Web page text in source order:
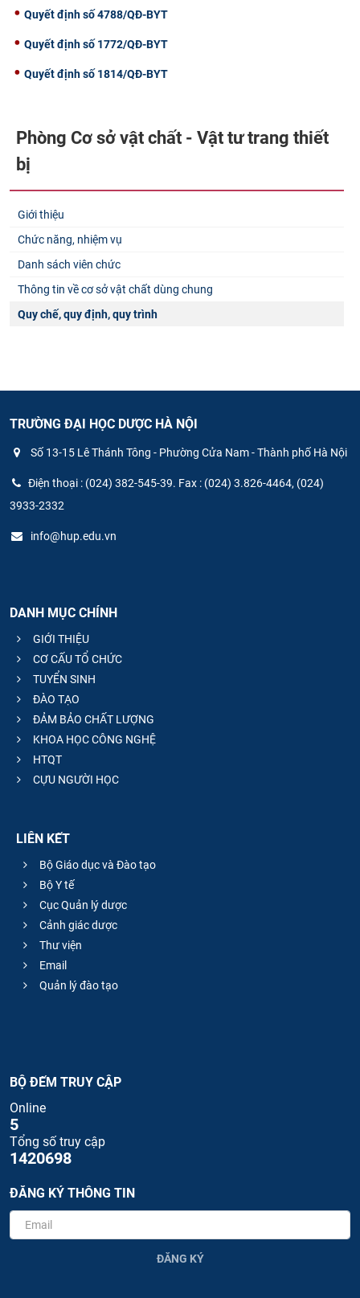
Quyết định số 4788/QĐ-BYT
Quyết định số 1772/QĐ-BYT
Quyết định số 1814/QĐ-BYT
Phòng Cơ sở vật chất - Vật tư trang thiết
bị
Giới thiệu
Chức năng, nhiệm vụ
Danh sách viên chức
Thông tin về cơ sở vật chất dùng chung
Quy chế, quy định, quy trình
TRƯỜNG ĐẠI HỌC DƯỢC HÀ NỘI
Số 13-15 Lê Thánh Tông - Phường Cửa Nam - Thành phố Hà Nội
Điện thoại : (024) 382-545-39. Fax : (024) 3.826-4464, (024)
3933-2332
info@hup.edu.vn
DANH MỤC CHÍNH
GIỚI THIỆU
CƠ CẤU TỔ CHỨC
TUYỂN SINH
ĐÀO TẠO
ĐẢM BẢO CHẤT LƯỢNG
KHOA HỌC CÔNG NGHỆ
HTQT
CỰU NGƯỜI HỌC
LIÊN KẾT
Bộ Giáo dục và Đào tạo
Bộ Y tế
Cục Quản lý dược
Cảnh giác dược
Thư viện
Email
Quản lý đào tạo
BỘ ĐẾM TRUY CẬP
Online
5
Tổng số truy cập
1420698
ĐĂNG KÝ THÔNG TIN
ĐĂNG KÝ